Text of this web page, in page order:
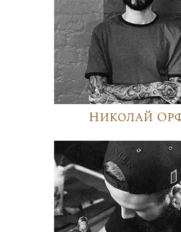
Николай